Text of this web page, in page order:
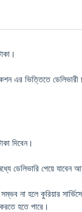
এর ভিত্তিতে ডেলিভারী
দিবেন।
ডেলিভারি পেয়ে যাবেন
না হলে কুরিয়ার
হতে পারে।